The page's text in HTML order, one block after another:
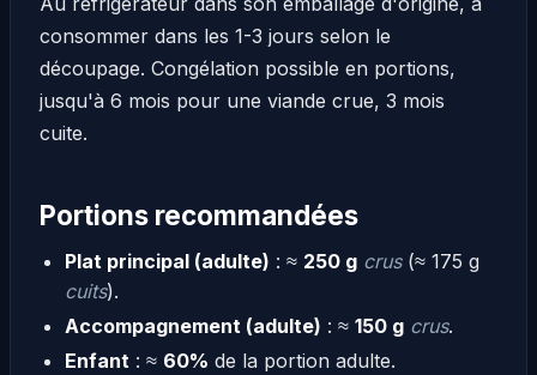
consommer dans les 1-3 jours selon le
découpage. Congélation possible en portions,
jusqu'à 6 mois pour une viande crue, 3 mois
cuite.
Portions recommandées
Plat principal (adulte) : ≈ 250 g crus(≈ 175 g
cuits).
Accompagnement (adulte) : ≈ 150 g crus.
Enfant: ≈ 60% de la portion adulte.